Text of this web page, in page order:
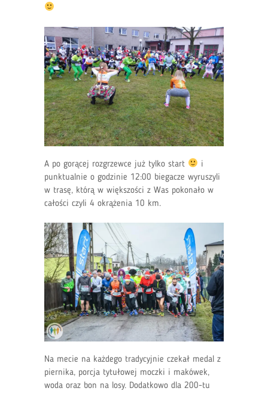
A po gorącej rozgrzewce już tylko start
i
punktualnie o godzinie 12:00 biegacze wyruszyli
w trasę, którą w większości z Was pokonało w
całości czyli 4 okrążenia 10 km.
Na mecie na każdego tradycyjnie czekał medal z
piernika, porcja tytułowej moczki i makówek,
woda oraz bon na losy. Dodatkowo dla 200-tu